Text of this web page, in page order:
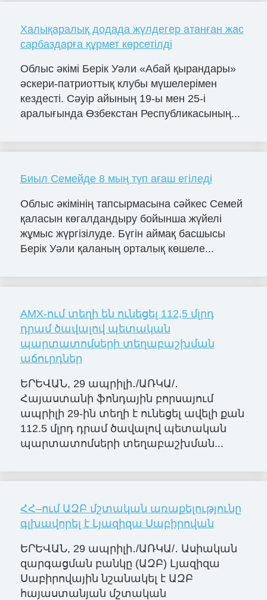
Халықаралық додада жүлдегер атанған жас
сарбаздарға құрмет көрсетілді
Облыс әкімі Берік Уәли «Абай қырандары»
әскери-патриоттық клубы мүшелерімен
кездесті. Сәуір айының 19-ы мен 25-і
аралығында Өзбекстан Республикасының...
Биыл Семейде 8 мың түп ағаш егіледі
Облыс әкімінің тапсырмасына сәйкес Семей
қаласын көгалдандыру бойынша жүйелі
жұмыс жүргізілуде. Бүгін аймақ басшысы
Берік Уәли қаланың орталық көшеле...
AMX-ում տեղի են ունեցել 112,5 մլրդ
դրամ ծավալով պետական
պարտատոմսերի տեղաբաշխման
աճուրդներ
ԵՐԵՎԱՆ, 29 ապրիլի․/ԱՌԿԱ/․
Հայաստանի ֆոնդային բորսայում
ապրիլի 29-ին տեղի է ունեցել ավելի քան
112.5 մլրդ դրամ ծավալով պետական
պարտատոմսերի տեղաբաշխման...
ՀՀ–ում ԱԶԲ մշտական առաքելությունը
գլխավորել է Լյազիզա Սաբիրովան
ԵՐԵՎԱՆ, 29 ապրիլի․/ԱՌԿԱ/․ Ասիական
զարգացման բանկը (ԱԶԲ) Լյազիզա
Սաբիրովային նշանակել է ԱԶԲ
հայաստանյան մշտական